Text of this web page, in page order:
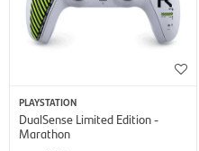
PLAYSTATION
DualSense Limited Edition -
Marathon